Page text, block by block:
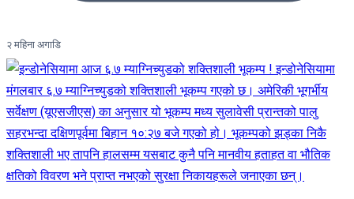
२ महिना अगाडि